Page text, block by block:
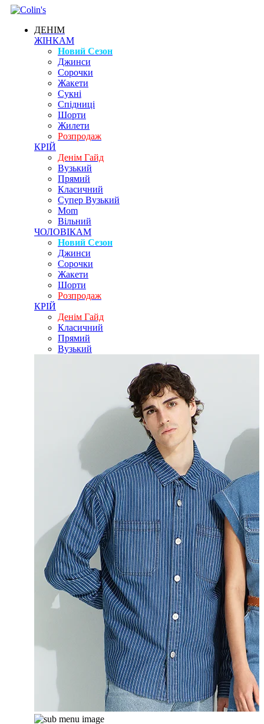
ДЕНІМ
ЖІНКАМ
Новий Сезон
Джинси
Сорочки
Жакети
Сукні
Спідниці
Шорти
Жилети
Розпродаж
КРІЙ
Денім Гайд
Вузький
Прямий
Класичний
Супер Вузький
Mom
Вільний
ЧОЛОВІКАМ
Новий Сезон
Джинси
Сорочки
Жакети
Шорти
Розпродаж
КРІЙ
Денім Гайд
Класичний
Прямий
Вузький